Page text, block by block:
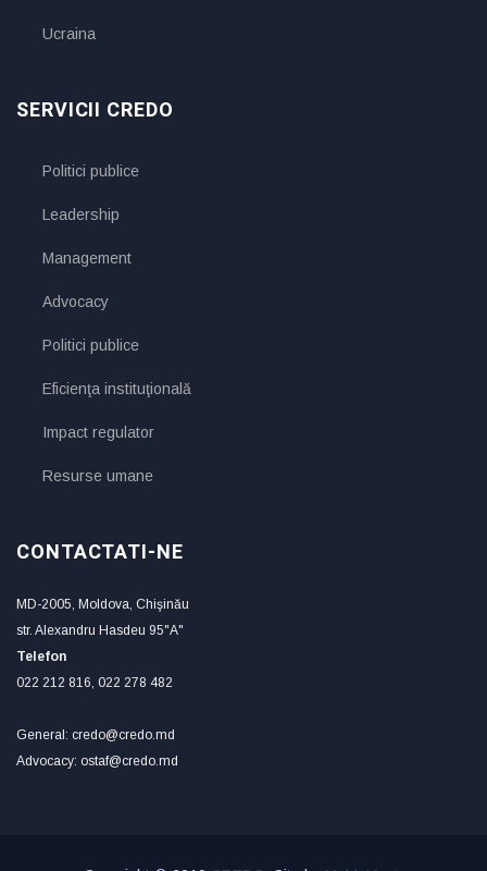
Ucraina
SERVICII CREDO
Politici publice
Leadership
Management
Advocacy
Politici publice
Eficienţa instituţională
Impact regulator
Resurse umane
CONTACTATI-NE
MD-2005, Moldova, Chişinău
str. Alexandru Hasdeu 95"A"
Telefon
022 212 816, 022 278 482
General: credo@credo.md
Advocacy: ostaf@credo.md